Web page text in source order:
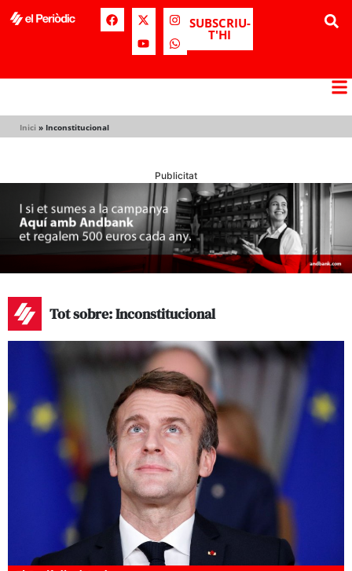
SUBSCRIU-
T'HI
Inici » Inconstitucional
Publicitat
Tot sobre: Inconstitucional